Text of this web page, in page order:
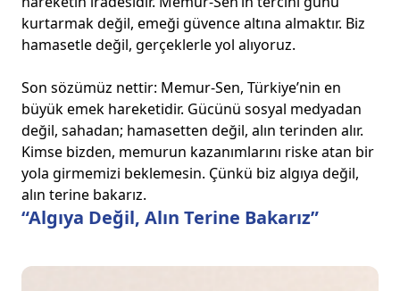
“Algıya Değil, Alın Terine Bakarız”
kurtarmak değil, emeği güvence altına almaktır. Biz
hamasetle değil, gerçeklerle yol alıyoruz.
Son sözümüz nettir: Memur-Sen, Türkiye’nin en
büyük emek hareketidir. Gücünü sosyal medyadan
değil, sahadan; hamasetten değil, alın terinden alır.
Kimse bizden, memurun kazanımlarını riske atan bir
yola girmemizi beklemesin. Çünkü biz algıya değil,
alın terine bakarız.